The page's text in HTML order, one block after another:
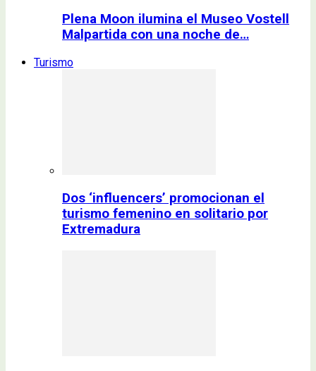
Plena Moon ilumina el Museo Vostell
Malpartida con una noche de…
Turismo
Dos ‘influencers’ promocionan el
turismo femenino en solitario por
Extremadura